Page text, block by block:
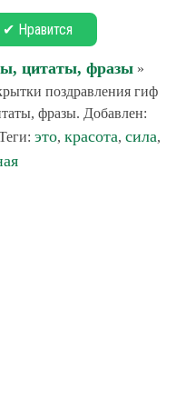
✔ Нравится
цитаты, фразы»
поздравления гиф
фразы. Добавлен:
это, красота, сила,